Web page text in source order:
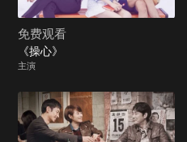
免费观看
《操心》
主演